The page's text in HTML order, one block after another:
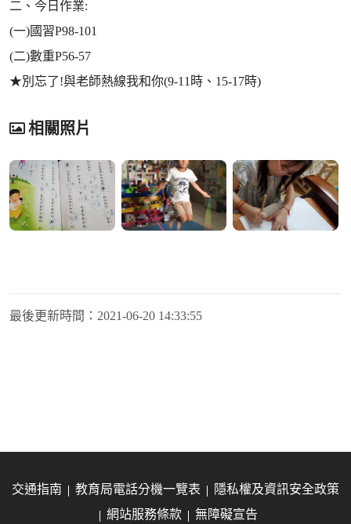
二、今日作業:
(一)國習P98-101
(二)數重P56-57
★別忘了!與老師熱線我和你(9-11時、15-17時)
相關照片
最後更新時間： 2021-06-20 14:33:55
交通指南 教育局電話分機一覽表
隱私權及資訊安全政策
網站服務條款
無障礙宣告